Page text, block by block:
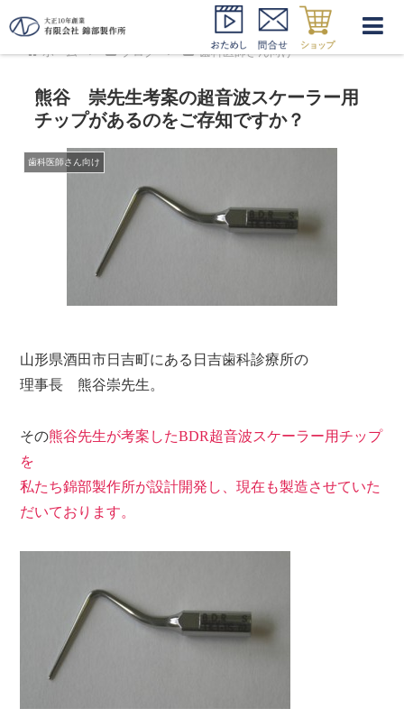
ホーム ブログ 歯科医師さん向け
熊谷 崇先生考案の超音波スケーラー用
チップがあるのをご存知ですか？
歯科医師さん向け
山形県酒田市日吉町にある日吉歯科診療所の
理事長 熊谷崇先生。
その熊谷先生が考案したBDR超音波スケーラー用チップ
を
私たち錦部製作所が設計開発し、現在も製造させていた
だいております。